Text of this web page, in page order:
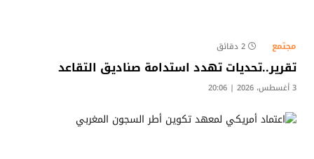
مجتمع 2 دقائق
تقرير..تحديات تهدد استدامة صناديق التقاعد
3 أغسطس، 2026 | 20:06